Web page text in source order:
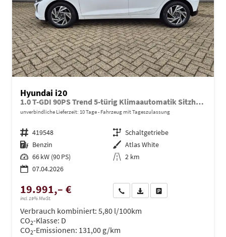
Hyundai i20
1.0 T-GDI 90PS Trend 5-türig Klimaautomatik Sitzheizung Lenkradheizung Rückf.Kamera PDC Apple CarPlay Android Auto Tempomat Touchscreen 16"LM
unverbindliche Lieferzeit: 10 Tage Fahrzeug mit Tageszulassung
Fahrzeugnr. 419548 Getriebe Schaltgetriebe
Kraftstoff Benzin Außenfarbe Atlas White
Leistung 66 kW (90 PS) Kilometerstand 2 km
07.04.2026
19.991,– €
incl. 19% MwSt.
Wir rufen Sie anPDF-Datei, Fahrzeugexposé
Verbrauch kombiniert: 5,80 l/100km
CO2-Klasse: D
CO2-Emissionen: 131,00 g/km